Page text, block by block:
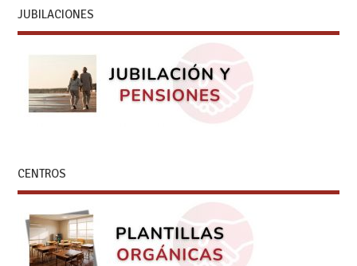
JUBILACIONES
CENTROS